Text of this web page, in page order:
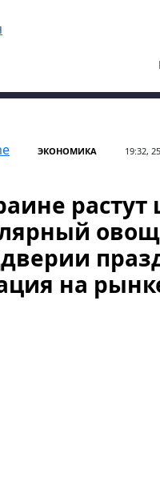
ЭКОНОМИКА 19:32,
растут
на